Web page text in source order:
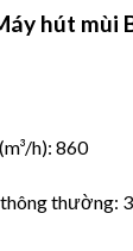
hút mùi
h): 860
thường: 3